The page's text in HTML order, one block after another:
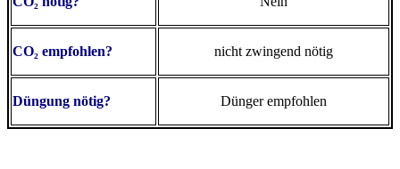
CO₂ empfohlen? nicht zwingend nötig
Düngung nötig? Dünger empfohlen